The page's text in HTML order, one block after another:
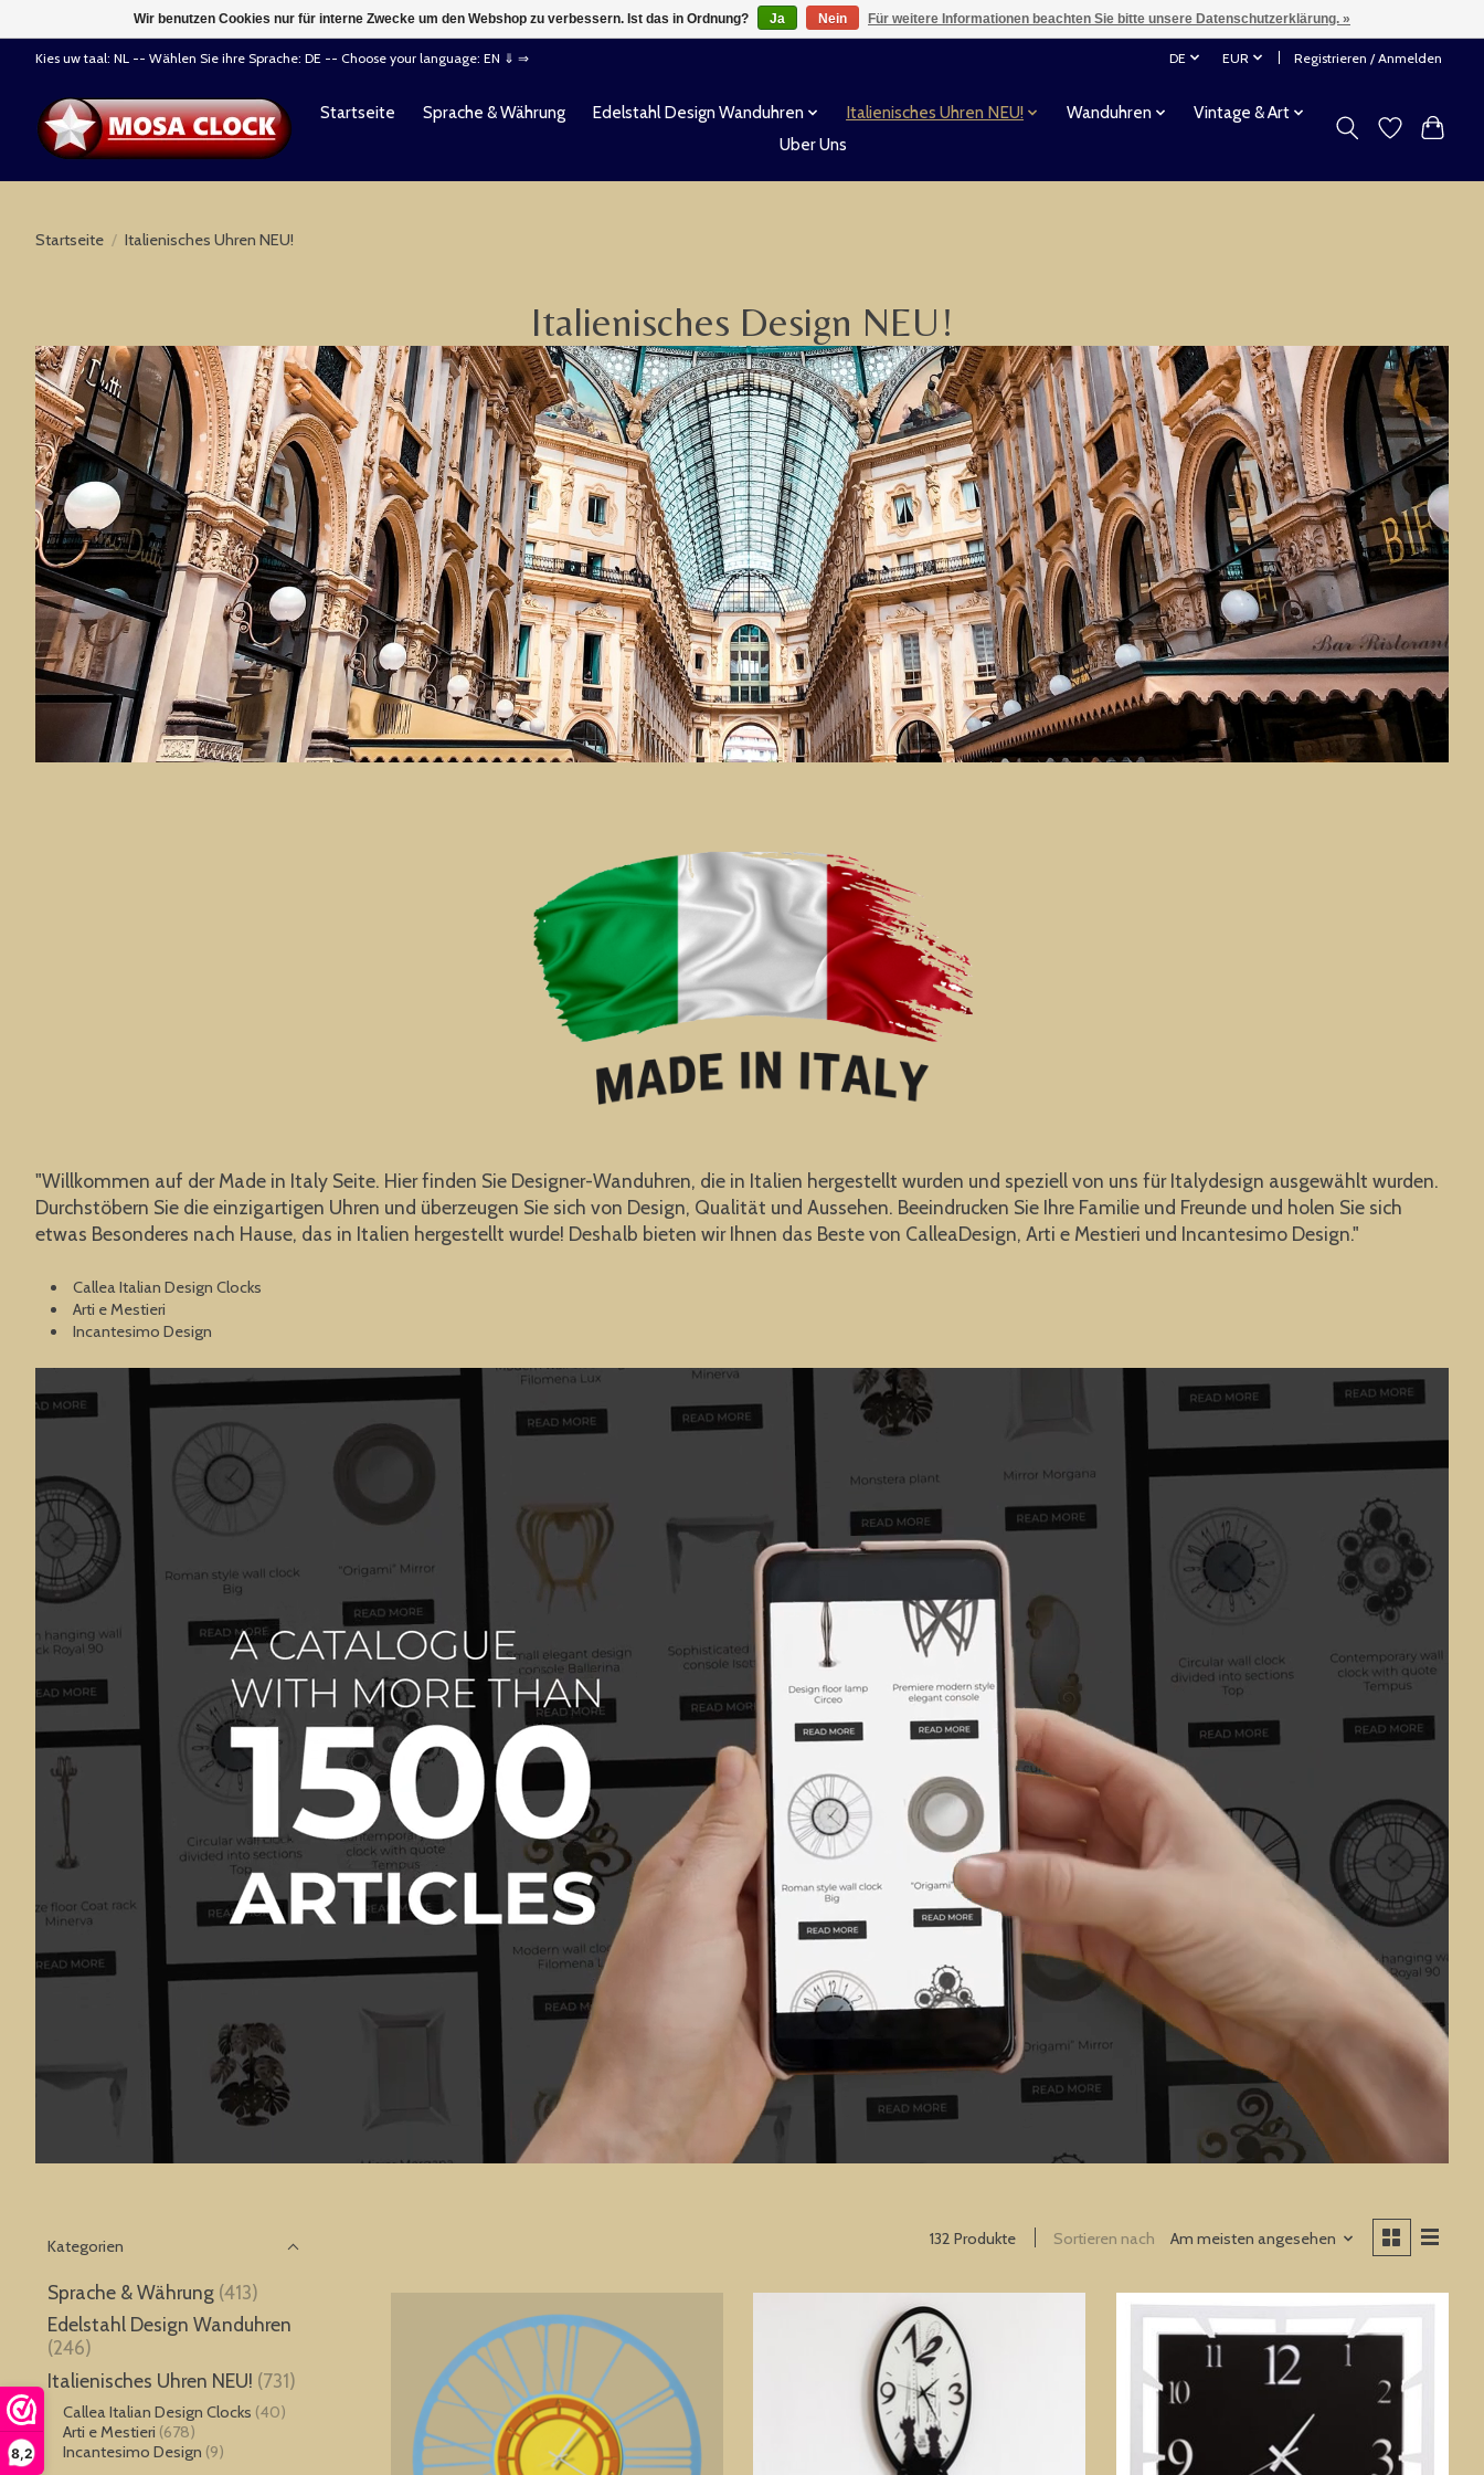
8,2
Kies uw taal: NL -- Wählen Sie ihre Sprache: DE -- Choose your language: EN ⇓ ⇒ DE EUR Registrieren / Anmelden
Startseite Sprache & Währung Edelstahl Design Wanduhren Italienisches Uhren NEU! Wanduhren
Vintage & Art
Uber Uns
Startseite / Italienisches Uhren NEU!
Italienisches Design NEU!
"Willkommen auf der Made in Italy Seite. Hier finden Sie Designer-Wanduhren, die in Italien hergestellt wurden und speziell von uns für Italydesign ausgewählt wurden.
Durchstöbern Sie die einzigartigen Uhren und überzeugen Sie sich von Design, Qualität und Aussehen. Beeindrucken Sie Ihre Familie und Freunde und holen Sie sich
etwas Besonderes nach Hause, das in Italien hergestellt wurde! Deshalb bieten wir Ihnen das Beste von CalleaDesign, Arti e Mestieri und Incantesimo Design."
Callea Italian Design Clocks
Arti e Mestieri
Incantesimo Design
Kategorien
Sprache & Währung (413)
Edelstahl Design Wanduhren
(246)
Italienisches Uhren NEU! (731)
Callea Italian Design Clocks (40)
Arti e Mestieri (678)
Incantesimo Design (9)
132 Produkte Sortieren nach Am meisten angesehen
Wir benutzen Cookies nur für interne Zwecke um den Webshop zu verbessern. Ist das in Ordnung? Ja Nein Für weitere Informationen beachten Sie bitte unsere Datenschutzerklärung. »